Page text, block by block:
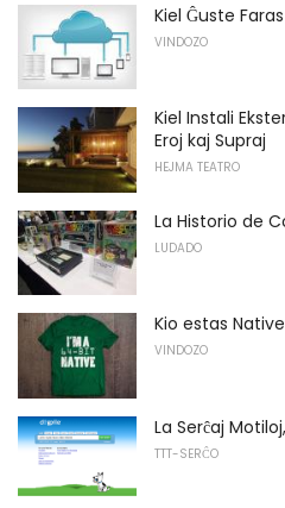
Kiel Ĝuste
VINDOZO
Kiel Instali
Eroj kaj Supraj
HEJMA TEATRO
La Historio de
LUDADO
Kio estas
VINDOZO
La Serĉaj
TTT-SERĈO